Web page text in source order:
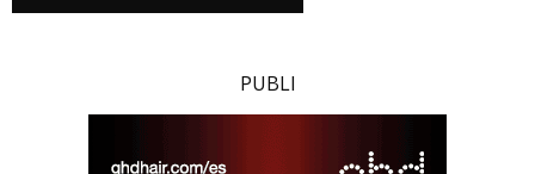
PUBLI